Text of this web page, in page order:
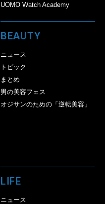
UOMO Watch Academy
BEAUTY
ニュース
トピック
まとめ
男の美容フェス
オジサンのための「逆転美容」
LIFE
ニュース